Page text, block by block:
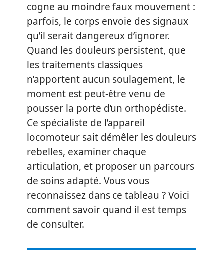
cogne au moindre faux mouvement :
parfois, le corps envoie des signaux
qu’il serait dangereux d’ignorer.
Quand les douleurs persistent, que
les traitements classiques
n’apportent aucun soulagement, le
moment est peut-être venu de
pousser la porte d’un orthopédiste.
Ce spécialiste de l’appareil
locomoteur sait démêler les douleurs
rebelles, examiner chaque
articulation, et proposer un parcours
de soins adapté. Vous vous
reconnaissez dans ce tableau ? Voici
comment savoir quand il est temps
de consulter.